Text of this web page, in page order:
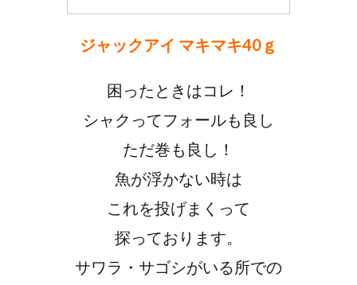
ジャックアイ マキマキ40ｇ
困ったときはコレ！
シャクってフォールも良し
ただ巻も良し！
魚が浮かない時は
これを投げまくって
探っております。
サワラ・サゴシがいる所での